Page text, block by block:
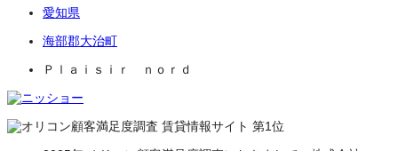
愛知県
海部郡大治町
Ｐｌａｉｓｉｒ ｎｏｒｄ